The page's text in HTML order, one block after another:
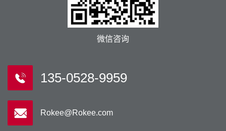
微信咨询
135-0528-9959
Rokee@Rokee.com